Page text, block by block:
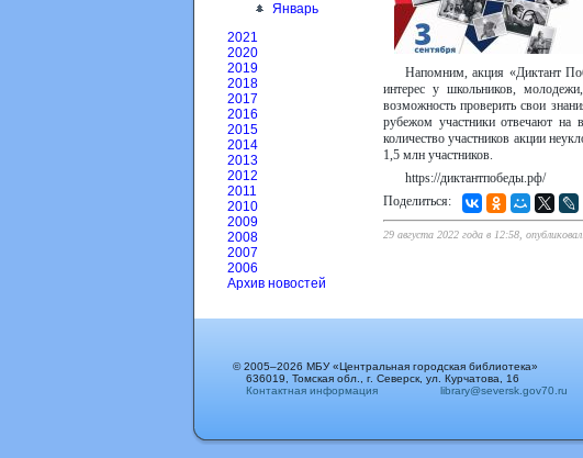
Январь
2021
2020
2019
2018
2017
2016
2015
2014
2013
2012
2011
2010
2009
2008
2007
2006
Архив новостей
Напомним, акция «Диктант
интерес у школьников,
возможность проверить свои
рубежом участники отвечают
количество участников акции
1,5 млн участников.
https://диктантпобеды.рф/
Поделиться:
29 августа 2022 года в 12:58,
© 2005–2026 МБУ «Центральная городская библиотека»
636019, Томская обл., г. Северск, ул. Курчатова, 16
Контактная информация
library@seversk.gov70.ru